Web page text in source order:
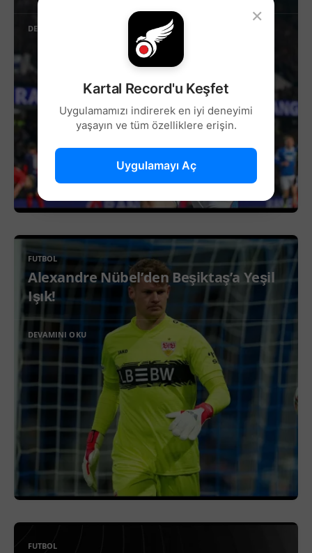
DEVAMINI OKU
FUTBOL
Alexandre Nübel’den Beşiktaş’a Yeşil
Işık!
DEVAMINI OKU
FUTBOL
×
Kartal Record'u Keşfet
Uygulamamızı indirerek en iyi deneyimi
yaşayın ve tüm özelliklere erişin.
Uygulamayı Aç